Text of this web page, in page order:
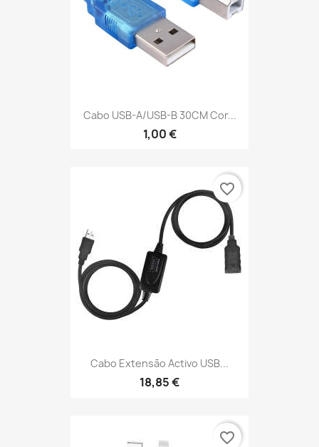
Cabo USB-A/USB-B 30CM Cor...
1,00 €
Cabo Extensão Activo USB...
18,85 €
favorite_border
favorite_border